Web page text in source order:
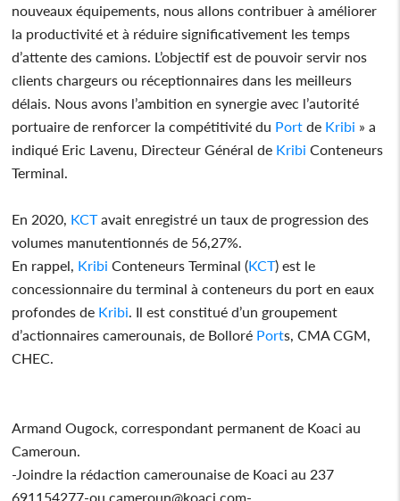
nouveaux équipements, nous allons contribuer à améliorer
la productivité et à réduire significativement les temps
d’attente des camions. L’objectif est de pouvoir servir nos
clients chargeurs ou réceptionnaires dans les meilleurs
délais. Nous avons l’ambition en synergie avec l’autorité
portuaire de renforcer la compétitivité du Port de Kribi » a
indiqué Eric Lavenu, Directeur Général de Kribi Conteneurs
Terminal.
En 2020, KCTavait enregistré un taux de progression des
volumes manutentionnés de 56,27%.
En rappel, Kribi Conteneurs Terminal (KCT) est le
concessionnaire du terminal à conteneurs du port en eaux
profondes de Kribi . Il est constitué d’un groupement
d’actionnaires camerounais, de Bolloré Ports, CMA CGM,
CHEC.
Armand Ougock, correspondant permanent de Koaci au
Cameroun.
-Joindre la rédaction camerounaise de Koaci au 237
691154277-ou cameroun@koaci.com-